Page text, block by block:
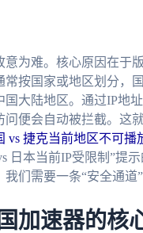
意为难。核心原因在于
常按国家或地区划分，
国大陆地区。通过IP地
问便会自动被拦截。这
vs 捷克当前地区不可播
日本当前IP受限制”提
们需要一条“安全通道”
加速器的核